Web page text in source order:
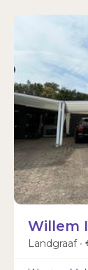
Willem
Landgraaf ∙